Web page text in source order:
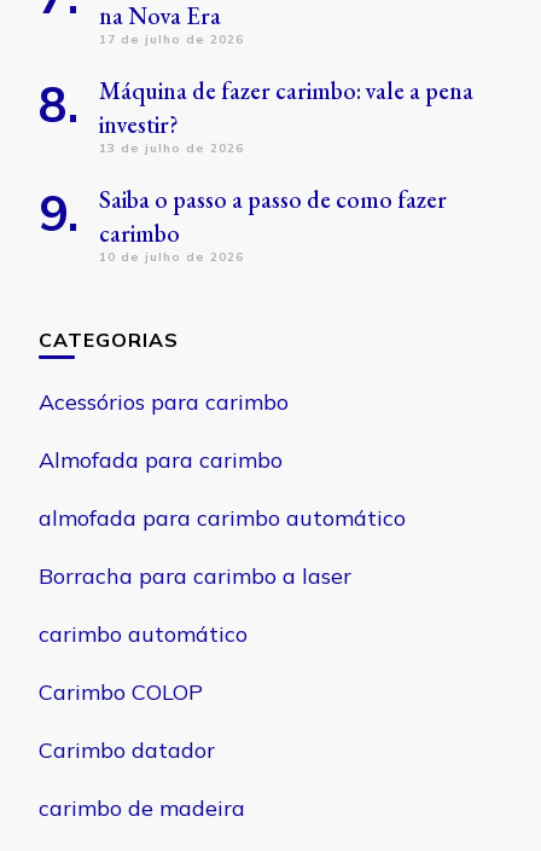
na Nova Era
17 de julho de 2026
Máquina de fazer carimbo: vale a pena
investir?
13 de julho de 2026
Saiba o passo a passo de como fazer
carimbo
10 de julho de 2026
CATEGORIAS
Acessórios para carimbo
Almofada para carimbo
almofada para carimbo automático
Borracha para carimbo a laser
carimbo automático
Carimbo COLOP
Carimbo datador
carimbo de madeira